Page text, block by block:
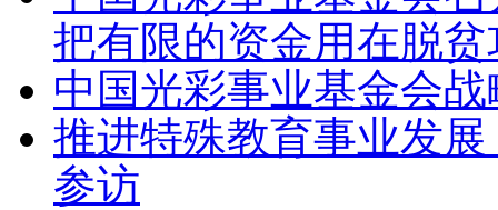
把有限的资金用在脱
中国光彩事业基金会
推进特殊教育事业发
参访